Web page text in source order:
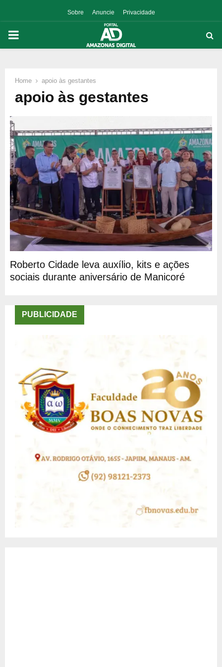
Sobre Anuncie Privacidade
PRIMARY
Home apoio às gestantes
apoio às gestantes
Roberto Cidade leva auxílio, kits e ações
sociais durante aniversário de Manicoré
PUBLICIDADE